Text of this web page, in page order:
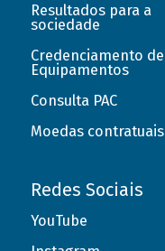
Resultados para a
sociedade
Credenciamento de
Equipamentos
Consulta PAC
Moedas contratuais
Redes Sociais
YouTube